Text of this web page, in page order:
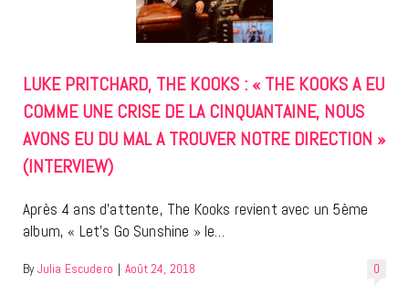
LUKE PRITCHARD, THE KOOKS : « THE KOOKS A EU
COMME UNE CRISE DE LA CINQUANTAINE, NOUS
AVONS EU DU MAL A TROUVER NOTRE DIRECTION »
(INTERVIEW)
Après 4 ans d’attente, The Kooks revient avec un 5ème
album, « Let’s Go Sunshine » le…
0
By Julia Escudero | Août 24, 2018